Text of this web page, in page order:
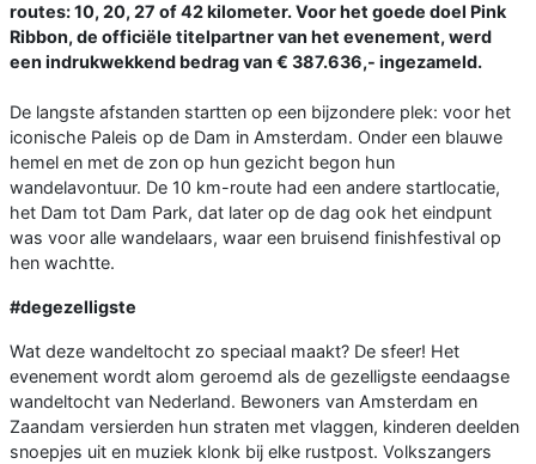
routes: 10, 20, 27 of 42 kilometer. Voor het goede doel Pink
Ribbon, de officiële titelpartner van het evenement, werd
een indrukwekkend bedrag van € 387.636,- ingezameld.
De langste afstanden startten op een bijzondere plek: voor het
iconische Paleis op de Dam in Amsterdam. Onder een blauwe
hemel en met de zon op hun gezicht begon hun
wandelavontuur. De 10 km-route had een andere startlocatie,
het Dam tot Dam Park, dat later op de dag ook het eindpunt
was voor alle wandelaars, waar een bruisend finishfestival op
hen wachtte.
#degezelligste
Wat deze wandeltocht zo speciaal maakt? De sfeer! Het
evenement wordt alom geroemd als de gezelligste eendaagse
wandeltocht van Nederland. Bewoners van Amsterdam en
Zaandam versierden hun straten met vlaggen, kinderen deelden
snoepjes uit en muziek klonk bij elke rustpost. Volkszangers